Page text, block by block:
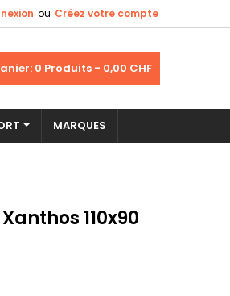
ou Créez votre compte
0 Produits - 0,00 CHF
MARQUES
110x90